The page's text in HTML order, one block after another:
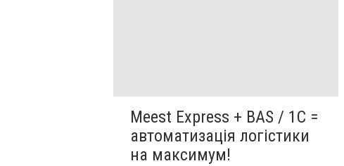
Meest Express + BAS / 1C =
автоматизація логістики
на максимум!